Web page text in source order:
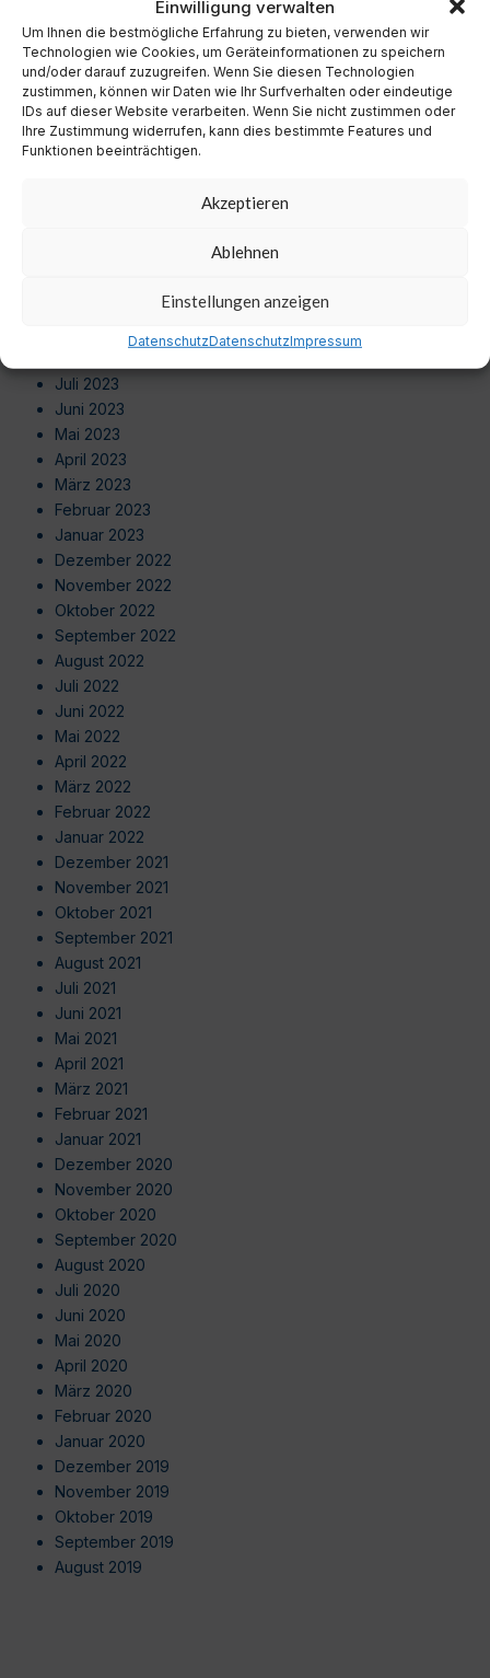
Einwilligung verwalten
Um Ihnen die bestmögliche Erfahrung zu bieten, verwenden wir
Technologien wie Cookies, um Geräteinformationen zu speichern
und/oder darauf zuzugreifen. Wenn Sie diesen Technologien
zustimmen, können wir Daten wie Ihr Surfverhalten oder eindeutige
IDs auf dieser Website verarbeiten. Wenn Sie nicht zustimmen oder
Ihre Zustimmung widerrufen, kann dies bestimmte Features und
Funktionen beeinträchtigen.
Akzeptieren
Ablehnen
Einstellungen anzeigen
DatenschutzDatenschutzImpressum
September 2024
August 2024
Juli 2024
Juni 2024
Mai 2024
April 2024
September 2023
Juli 2023
Juni 2023
Mai 2023
April 2023
März 2023
Februar 2023
Januar 2023
Dezember 2022
November 2022
Oktober 2022
September 2022
August 2022
Juli 2022
Juni 2022
Mai 2022
April 2022
März 2022
Februar 2022
Januar 2022
Dezember 2021
November 2021
Oktober 2021
September 2021
August 2021
Juli 2021
Juni 2021
Mai 2021
April 2021
März 2021
Februar 2021
Januar 2021
Dezember 2020
November 2020
Oktober 2020
September 2020
August 2020
Juli 2020
Juni 2020
Mai 2020
April 2020
März 2020
Februar 2020
Januar 2020
Dezember 2019
November 2019
Oktober 2019
September 2019
August 2019